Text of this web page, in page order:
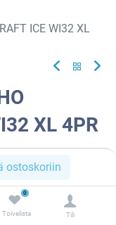
ostoskoriin
0
Toivelista Tili
ICE WI32 XL
XL 4PR